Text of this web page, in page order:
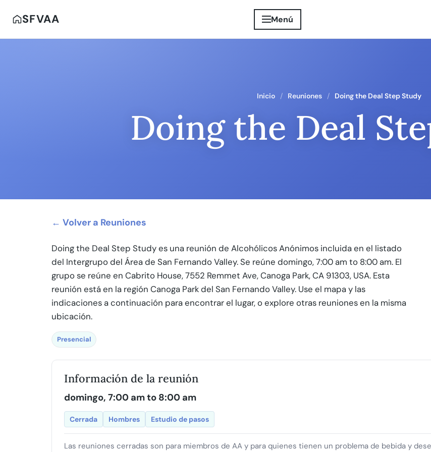
SFVAA Menú
Inicio Reuniones Doing the Deal Step Study
Doing the Deal
← Volver a Reuniones
Doing the Deal Step Study es una reunión de Alcohólicos Anónimos incluida en el listado
del Intergrupo del Área de San Fernando Valley. Se reúne domingo, 7:00 am to 8:00 am. El
grupo se reúne en Cabrito House, 7552 Remmet Ave, Canoga Park, CA 91303, USA. Esta
reunión está en la región Canoga Park del San Fernando Valley. Use el mapa y las
indicaciones a continuación para encontrar el lugar, o explore otras reuniones en la misma
ubicación.
Presencial
Información de la reunión
domingo, 7:00 am to 8:00 am
Cerrada Hombres Estudio de pasos
Las reuniones cerradas son para miembros de AA y para quienes tienen un problema de bebida y